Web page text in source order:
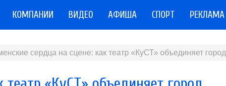
КОМПАНИИ ВИДЕО АФИША СПОРТ РЕКЛАМА
сердца на сцене: как театр «КуСТ» объединяет город